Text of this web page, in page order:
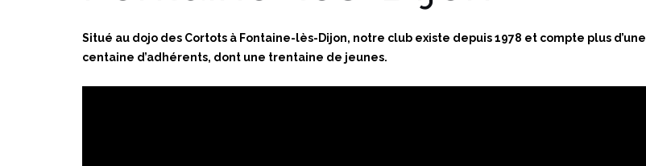
Situé au dojo des Cortots à Fontaine-lès-Dijon, notre club existe depuis 1978 et compte plus d’une
centaine d’adhérents, dont une trentaine de jeunes.